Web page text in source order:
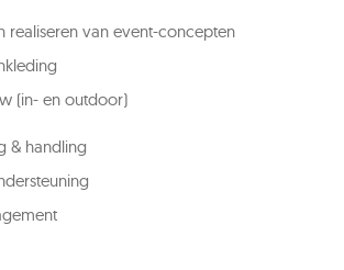
realiseren van event-concepten
(in- en outdoor)
& handling